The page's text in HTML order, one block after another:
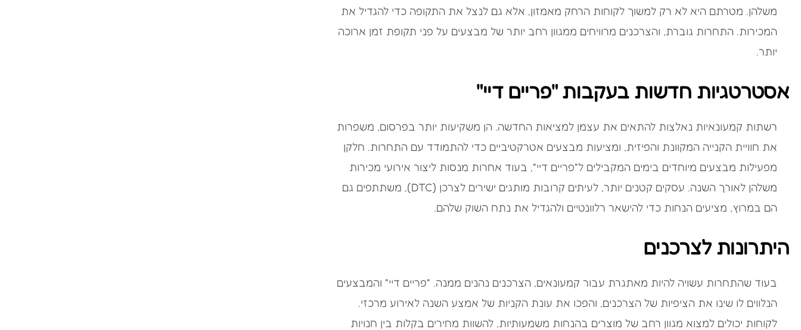
משלהן. מטרתם היא לא רק למשוך לקוחות הרחק מאמזון, אלא גם לנצל את התקופה כדי להגדיל את
המכירות. התחרות גוברת, והצרכנים מרוויחים ממגוון רחב יותר של מבצעים על פני תקופת זמן ארוכה
יותר.
אסטרטגיות חדשות בעקבות "פריים דיי"
רשתות קמעונאיות נאלצות להתאים את עצמן למציאות החדשה. הן משקיעות יותר בפרסום, משפרות
את חוויית הקנייה המקוונת והפיזית, ומציעות מבצעים אטרקטיביים כדי להתמודד עם התחרות. חלקן
מפעילות מבצעים מיוחדים בימים המקבילים ל"פריים דיי", בעוד אחרות מנסות ליצור אירועי מכירות
משלהן לאורך השנה. עסקים קטנים יותר, לעיתים קרובות מותגים ישירים לצרכן (DTC), משתתפים גם
הם במרוץ, מציעים הנחות כדי להישאר רלוונטיים ולהגדיל את נתח השוק שלהם.
היתרונות לצרכנים
בעוד שהתחרות עשויה להיות מאתגרת עבור קמעונאים, הצרכנים נהנים ממנה. "פריים דיי" והמבצעים
הנלווים לו שינו את הציפיות של הצרכנים, והפכו את עונת הקניות של אמצע השנה לאירוע מרכזי.
לקוחות יכולים למצוא מגוון רחב של מוצרים בהנחות משמעותיות, להשוות מחירים בקלות בין חנויות